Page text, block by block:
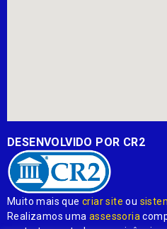
DESENVOLVIDO POR CR2
Muito mais quecriar site ou
Realizamos umaassessoria